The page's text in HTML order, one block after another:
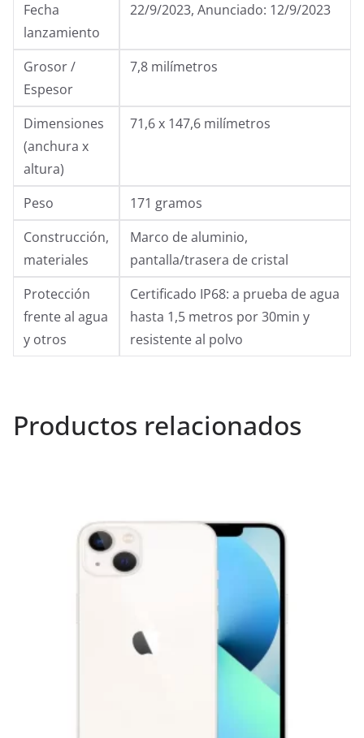
Fecha
lanzamiento
22/9/2023, Anunciado: 12/9/2023
Grosor /
Espesor
7,8 milímetros
Dimensiones
(anchura x
altura)
71,6 x 147,6 milímetros
Peso
171 gramos
Construcción,
materiales
Marco de aluminio,
pantalla/trasera de cristal
Protección
frente al agua
y otros
Certificado IP68: a prueba de agua
hasta 1,5 metros por 30min y
resistente al polvo
Productos relacionados